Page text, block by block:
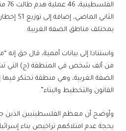
الثاني
بمختلف مناطق الضفة الغربية.
واستنادا إلى بيانات أممية، قال حق إنه
الضفة الغربية، وهي منطقة تحتكر فيها
القانون والتخطيط والبناء”.
وأوضح أن معظم الفلسطينيين الذين
بحجة عدم امتلاكهم تراخيص بناء